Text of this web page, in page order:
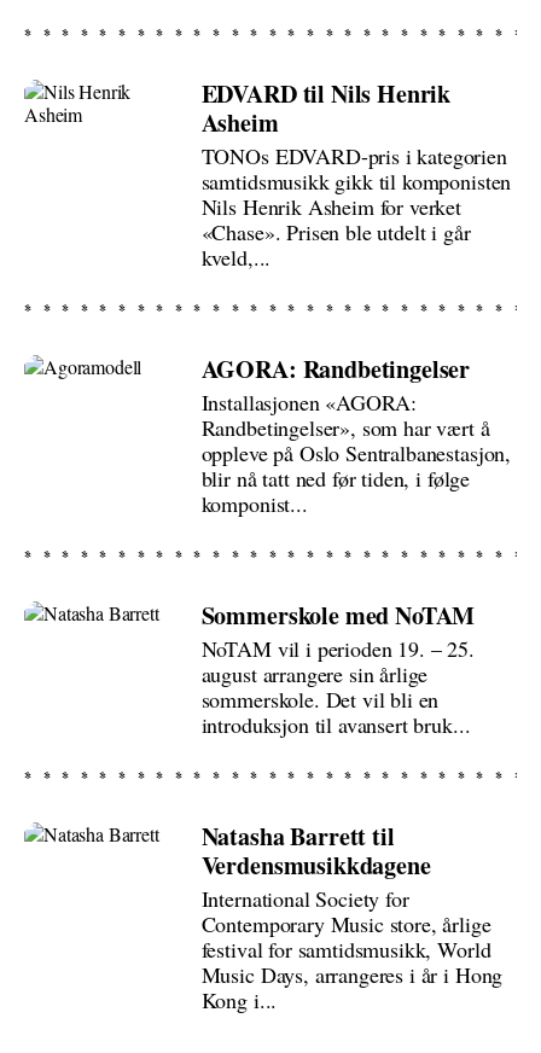
EDVARD til Nils Henrik
Asheim
TONOs EDVARD-pris i kategorien
samtidsmusikk gikk til komponisten
Nils Henrik Asheim for verket
«Chase». Prisen ble utdelt i går
kveld,...
AGORA: Randbetingelser
Installasjonen «AGORA:
Randbetingelser», som har vært å
oppleve på Oslo Sentralbanestasjon,
blir nå tatt ned før tiden, i følge
komponist...
Sommerskole med NoTAM
NoTAM vil i perioden 19. – 25.
august arrangere sin årlige
sommerskole. Det vil bli en
introduksjon til avansert bruk...
Natasha Barrett til
Verdensmusikkdagene
International Society for
Contemporary Music store, årlige
festival for samtidsmusikk, World
Music Days, arrangeres i år i Hong
Kong i...